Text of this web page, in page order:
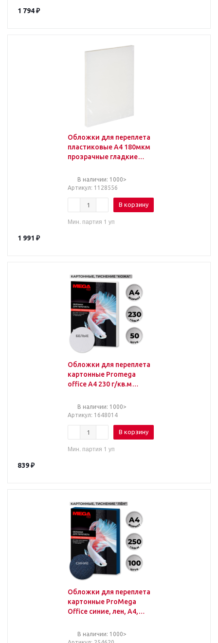
1 794₽
Обложки для переплета
пластиковые А4 180мкм
прозрачные гладкие
В наличии: 1000>
Артикул: 1128556
В корзину
Мин. партия 1 уп
1 991 ₽
Обложки для переплета
картонные Promega
office А4 230 г/кв.м
(50 штук в упаковке
В наличии: 1000>
Артикул: 1648014
В корзину
Мин. партия 1 уп
839₽
Обложки для переплета
картонные ProMega
Office синие, лен, A4,
В наличии: 1000>